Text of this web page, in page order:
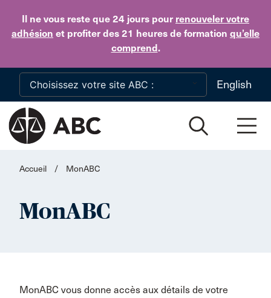
Il ne vous reste que 24 jours pour renouveler votre
adhésion et profiter des 21 heures de formation qu’elle
comprend.
Skip to main content
English
Accueil / MonABC
MonABC
MonABC vous donne accès aux détails de votre